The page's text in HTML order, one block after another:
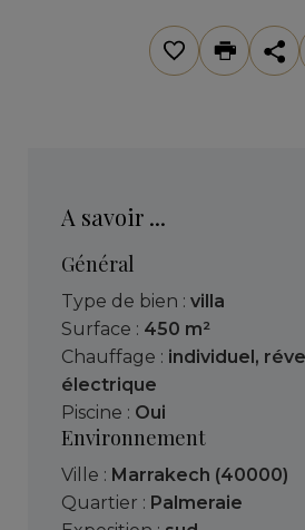
A savoir ...
Général
Type de bien : villa
Surface : 450 m²
Chauffage : individuel,
électrique
Piscine : Oui
Environnement
Ville : Marrakech (40000)
Quartier : Palmeraie